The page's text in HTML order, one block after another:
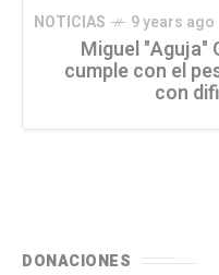
NOTICIAS 9 years ago
Miguel "Aguja"
cumple con el
con
DONACIONES